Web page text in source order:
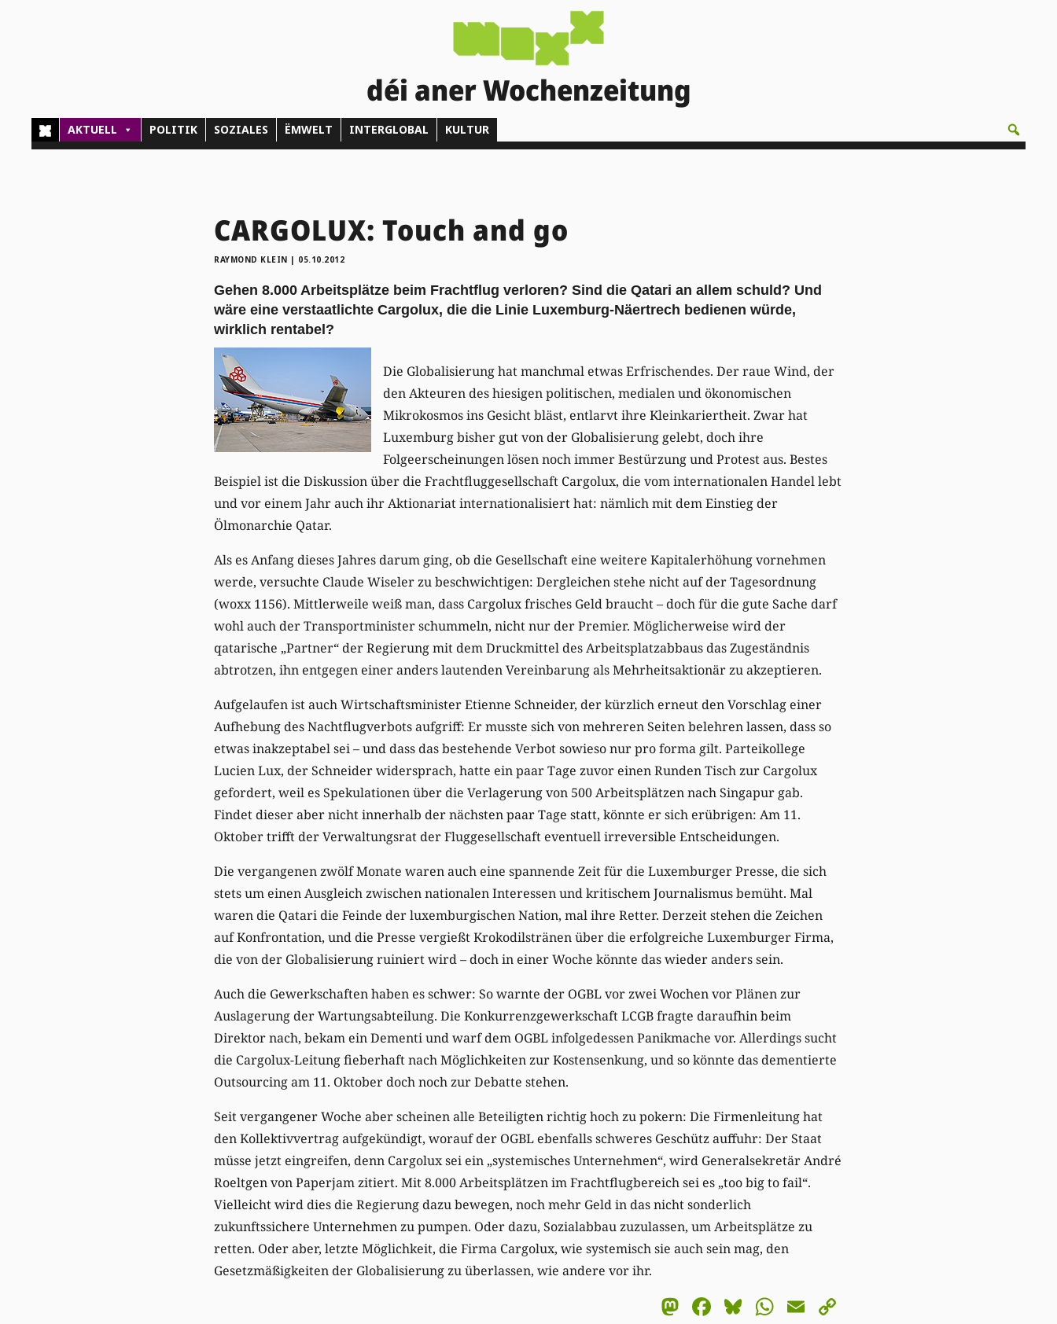
déi aner Wochenzeitung
AKTUELL POLITIK SOZIALES ËMWELT INTERGLOBAL KULTUR
CARGOLUX: Touch and go
RAYMOND KLEIN | 05.10.2012
Gehen 8.000 Arbeitsplätze beim Frachtflug verloren? Sind die Qatari an allem schuld? Und
wäre eine verstaatlichte Cargolux, die die Linie Luxemburg-Näertrech bedienen würde,
wirklich rentabel?
Die Globalisierung hat manchmal etwas Erfrischendes. Der raue Wind, der
den Akteuren des hiesigen politischen, medialen und ökonomischen
Mikrokosmos ins Gesicht bläst, entlarvt ihre Kleinkariertheit. Zwar hat
Luxemburg bisher gut von der Globalisierung gelebt, doch ihre
Folgeerscheinungen lösen noch immer Bestürzung und Protest aus. Bestes
Beispiel ist die Diskussion über die Frachtfluggesellschaft Cargolux, die vom internationalen Handel lebt
und vor einem Jahr auch ihr Aktionariat internationalisiert hat: nämlich mit dem Einstieg der
Ölmonarchie Qatar.
Als es Anfang dieses Jahres darum ging, ob die Gesellschaft eine weitere Kapitalerhöhung vornehmen
werde, versuchte Claude Wiseler zu beschwichtigen: Dergleichen stehe nicht auf der Tagesordnung
(woxx 1156). Mittlerweile weiß man, dass Cargolux frisches Geld braucht – doch für die gute Sache darf
wohl auch der Transportminister schummeln, nicht nur der Premier. Möglicherweise wird der
qatarische „Partner“ der Regierung mit dem Druckmittel des Arbeitsplatzabbaus das Zugeständnis
abtrotzen, ihn entgegen einer anders lautenden Vereinbarung als Mehrheitsaktionär zu akzeptieren.
Aufgelaufen ist auch Wirtschaftsminister Etienne Schneider, der kürzlich erneut den Vorschlag einer
Aufhebung des Nachtflugverbots aufgriff: Er musste sich von mehreren Seiten belehren lassen, dass so
etwas inakzeptabel sei – und dass das bestehende Verbot sowieso nur pro forma gilt. Parteikollege
Lucien Lux, der Schneider widersprach, hatte ein paar Tage zuvor einen Runden Tisch zur Cargolux
gefordert, weil es Spekulationen über die Verlagerung von 500 Arbeitsplätzen nach Singapur gab.
Findet dieser aber nicht innerhalb der nächsten paar Tage statt, könnte er sich erübrigen: Am 11.
Oktober trifft der Verwaltungsrat der Fluggesellschaft eventuell irreversible Entscheidungen.
Die vergangenen zwölf Monate waren auch eine spannende Zeit für die Luxemburger Presse, die sich
stets um einen Ausgleich zwischen nationalen Interessen und kritischem Journalismus bemüht. Mal
waren die Qatari die Feinde der luxemburgischen Nation, mal ihre Retter. Derzeit stehen die Zeichen
auf Konfrontation, und die Presse vergießt Krokodilstränen über die erfolgreiche Luxemburger Firma,
die von der Globalisierung ruiniert wird – doch in einer Woche könnte das wieder anders sein.
Auch die Gewerkschaften haben es schwer: So warnte der OGBL vor zwei Wochen vor Plänen zur
Auslagerung der Wartungsabteilung. Die Konkurrenzgewerkschaft LCGB fragte daraufhin beim
Direktor nach, bekam ein Dementi und warf dem OGBL infolgedessen Panikmache vor. Allerdings sucht
die Cargolux-Leitung fieberhaft nach Möglichkeiten zur Kostensenkung, und so könnte das dementierte
Outsourcing am 11. Oktober doch noch zur Debatte stehen.
Seit vergangener Woche aber scheinen alle Beteiligten richtig hoch zu pokern: Die Firmenleitung hat
den Kollektivvertrag aufgekündigt, worauf der OGBL ebenfalls schweres Geschütz auffuhr: Der Staat
müsse jetzt eingreifen, denn Cargolux sei ein „systemisches Unternehmen“, wird Generalsekretär André
Roeltgen von Paperjam zitiert. Mit 8.000 Arbeitsplätzen im Frachtflugbereich sei es „too big to fail“.
Vielleicht wird dies die Regierung dazu bewegen, noch mehr Geld in das nicht sonderlich
zukunftssichere Unternehmen zu pumpen. Oder dazu, Sozialabbau zuzulassen, um Arbeitsplätze zu
retten. Oder aber, letzte Möglichkeit, die Firma Cargolux, wie systemisch sie auch sein mag, den
Gesetzmäßigkeiten der Globalisierung zu überlassen, wie andere vor ihr.
Mastodon
Facebook
Bluesky
WhatsApp
Email